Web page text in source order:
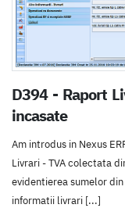
D394 - Raport
incasate
Am introdus in Nexus
Livrari - TVA colectata
evidentierea sumelor
informatii livrari [...]